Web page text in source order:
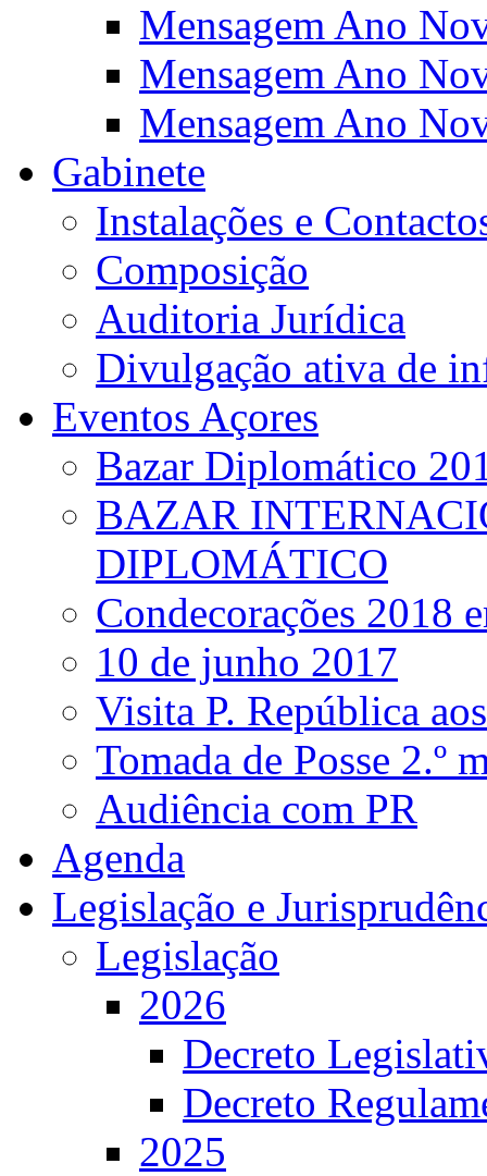
Mensagem Ano
Mensagem Ano
Mensagem Ano
Gabinete
Instalações e
Composição
Auditoria Jurídica
Divulgação ativa de
Eventos Açores
Bazar Diplomático
BAZAR
DIPLOMÁTICO
Condecorações 2018
10 de junho 2017
Visita P. República
Tomada de Posse 2.º
Audiência com PR
Agenda
Legislação e
Legislação
2026
Decreto
Decreto
2025